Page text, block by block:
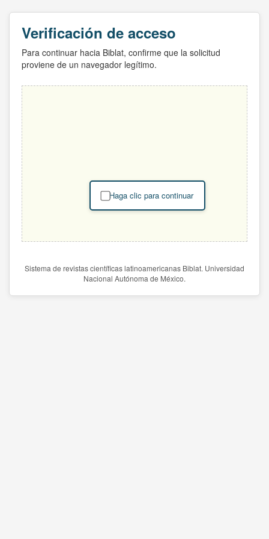
Verificación de acceso
Para continuar hacia Biblat, confirme que la solicitud
proviene de un navegador legítimo.
Haga clic para continuar
Sistema de revistas científicas latinoamericanas Biblat. Universidad
Nacional Autónoma de México.